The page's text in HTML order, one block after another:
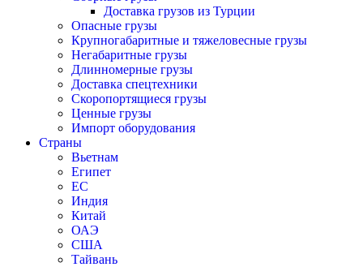
Доставка грузов из Турции
Опасные грузы
Крупногабаритные и тяжеловесные грузы
Негабаритные грузы
Длинномерные грузы
Доставка спецтехники
Скоропортящиеся грузы
Ценные грузы
Импорт оборудования
Страны
Вьетнам
Египет
ЕС
Индия
Китай
ОАЭ
США
Тайвань